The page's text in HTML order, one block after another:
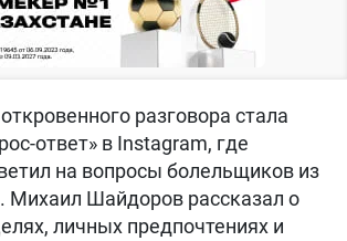
разговора стала
ответ» в Instagram, где
на вопросы болельщиков из
Михаил Шайдоров рассказал о
личных предпочтениях и